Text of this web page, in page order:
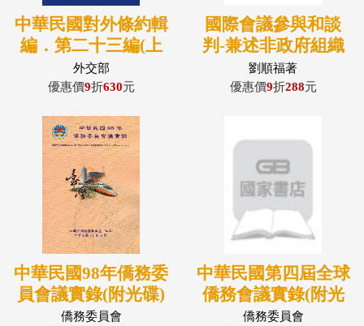
中華民國對外條約輯
編．第二十三編(上
冊)(精裝)(附光碟)
外交部
優惠價9折630元
國際會議參與和談
判-兼述非政府組織
劉順福著
優惠價9折288元
中華民國98年僑務委
員會議實錄(附光碟)
僑務委員會
中華民國第四屆全球
僑務會議實錄(附光
碟)
僑務委員會